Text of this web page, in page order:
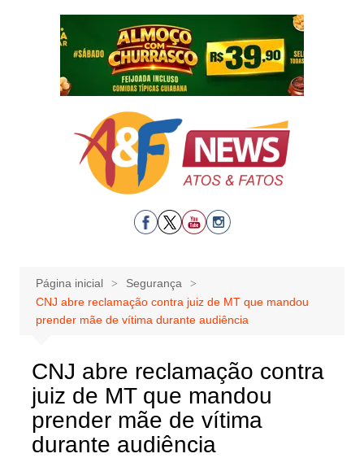
Página inicial
Segurança
CNJ abre reclamação contra juiz de MT que mandou
prender mãe de vítima durante audiência
CNJ abre reclamação contra
juiz de MT que mandou
prender mãe de vítima
durante audiência